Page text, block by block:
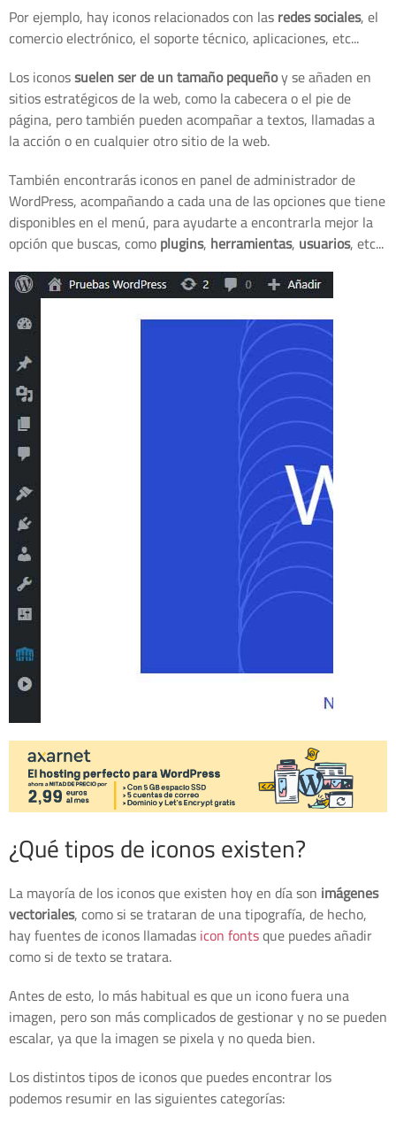
Por ejemplo, hay iconos relacionados con lasredes sociales, el
comercio electrónico, el soporte técnico, aplicaciones, etc...
Los iconossuelen ser de un tamaño pequeñoy se añaden en
sitios estratégicos de la web, como la cabecera o el pie de
página, pero también pueden acompañar a textos, llamadas a
la acción o en cualquier otro sitio de la web.
También encontrarás iconos en panel de administrador de
WordPress, acompañando a cada una de las opciones que tiene
disponibles en el menú, para ayudarte a encontrarla mejor la
opción que buscas, comoplugins, herramientas, usuarios, etc...
¿Qué tipos de iconos existen?
La mayoría de los iconos que existen hoy en día son imágenes
vectoriales, como si se trataran de una tipografía, de hecho,
hay fuentes de iconos llamadasicon fontsque puedes añadir
como si de texto se tratara.
Antes de esto, lo más habitual es que un icono fuera una
imagen, pero son más complicados de gestionar y no se pueden
escalar, ya que la imagen se pixela y no queda bien.
Los distintos tipos de iconos que puedes encontrar los
podemos resumir en las siguientes categorías: